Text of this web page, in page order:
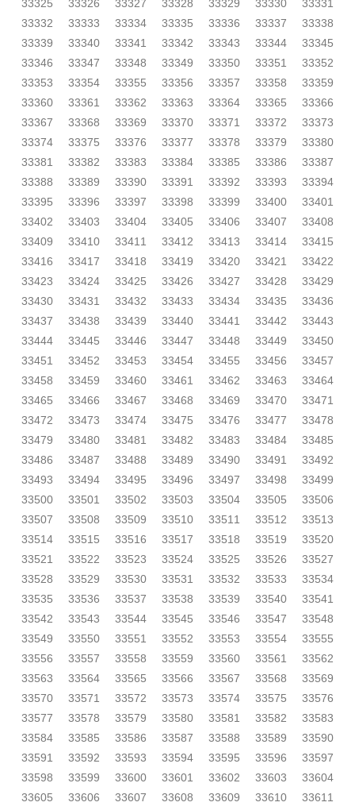
33325
33326 33327 33328 33329 33330
33331
33332
33333 33334 33335 33336 33337
33338
33339
33340 33341 33342 33343 33344
33345
33346
33347 33348 33349 33350 33351
33352
33353
33354 33355 33356 33357 33358
33359
33360
33361 33362 33363 33364 33365
33366
33367
33368 33369 33370 33371 33372
33373
33374
33375 33376 33377 33378 33379
33380
33381
33382 33383 33384 33385 33386
33387
33388
33389 33390 33391 33392 33393
33394
33395
33396 33397 33398 33399 33400
33401
33402
33403 33404 33405 33406 33407
33408
33409
33410 33411 33412 33413 33414
33415
33416
33417 33418 33419 33420 33421
33422
33423
33424 33425 33426 33427 33428
33429
33430
33431 33432 33433 33434 33435
33436
33437
33438 33439 33440 33441 33442
33443
33444
33445 33446 33447 33448 33449
33450
33451
33452 33453 33454 33455 33456
33457
33458
33459 33460 33461 33462 33463
33464
33465
33466 33467 33468 33469 33470
33471
33472
33473 33474 33475 33476 33477
33478
33479
33480 33481 33482 33483 33484
33485
33486
33487 33488 33489 33490 33491
33492
33493
33494 33495 33496 33497 33498
33499
33500
33501 33502 33503 33504 33505
33506
33507
33508 33509 33510 33511 33512
33513
33514
33515 33516 33517 33518 33519
33520
33521
33522 33523 33524 33525 33526
33527
33528
33529 33530 33531 33532 33533
33534
33535
33536 33537 33538 33539 33540
33541
33542
33543 33544 33545 33546 33547
33548
33549
33550 33551 33552 33553 33554
33555
33556
33557 33558 33559 33560 33561
33562
33563
33564 33565 33566 33567 33568
33569
33570
33571 33572 33573 33574 33575
33576
33577
33578 33579 33580 33581 33582
33583
33584
33585 33586 33587 33588 33589
33590
33591
33592 33593 33594 33595 33596
33597
33598
33599 33600 33601 33602 33603
33604
33605
33606 33607 33608 33609 33610 33611